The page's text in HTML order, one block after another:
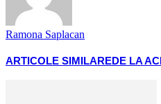
Ramona Saplacan
ARTICOLE SIMILAREDE LA